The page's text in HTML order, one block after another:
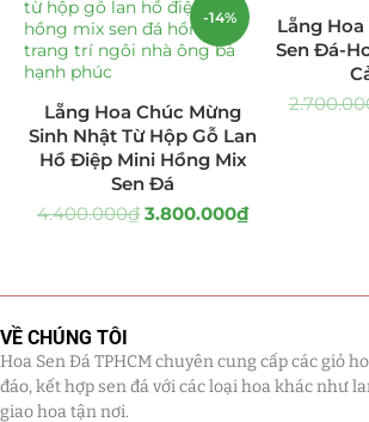
-14%
Lẵng Hoa Chúc Mừng
Sinh Nhật Từ Hộp Gỗ Lan
Hồ Điệp Mini Hồng Mix
Sen Đá
4.400.000₫ 3.800.000₫
Lẵng
Sen Đá-
VỀ CHÚNG TÔI
Hoa Sen Đá TPHCM chuyên cung cấp các giỏ
đáo, kết hợp sen đá với các loại hoa khác như
giao hoa tận nơi.